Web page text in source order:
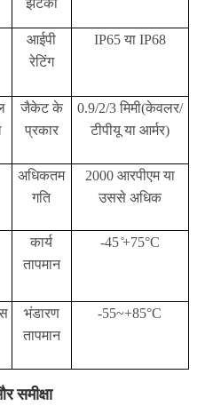
आईपी
रेटिंग
IP65 या IP68
जैकेट के
प्रकार
0.9/2/3 मिमी(केवलर/
टीपीयू या आर्मर)
अधिकतम
गति
2000 आरपीएम या
उससे अधिक
कार्य
तापमान
-45 ̊+75°C
भंडारण
तापमान
-55~+85°C
समीक्षा